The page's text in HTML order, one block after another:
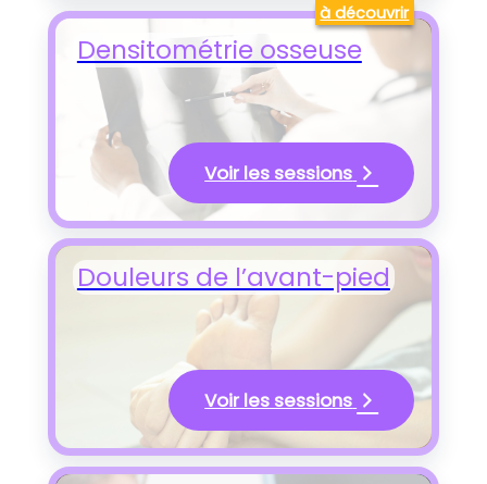
Densitométrie osseuse
à découvrir
Voir les sessions
Douleurs de l’avant-pied
Voir les sessions